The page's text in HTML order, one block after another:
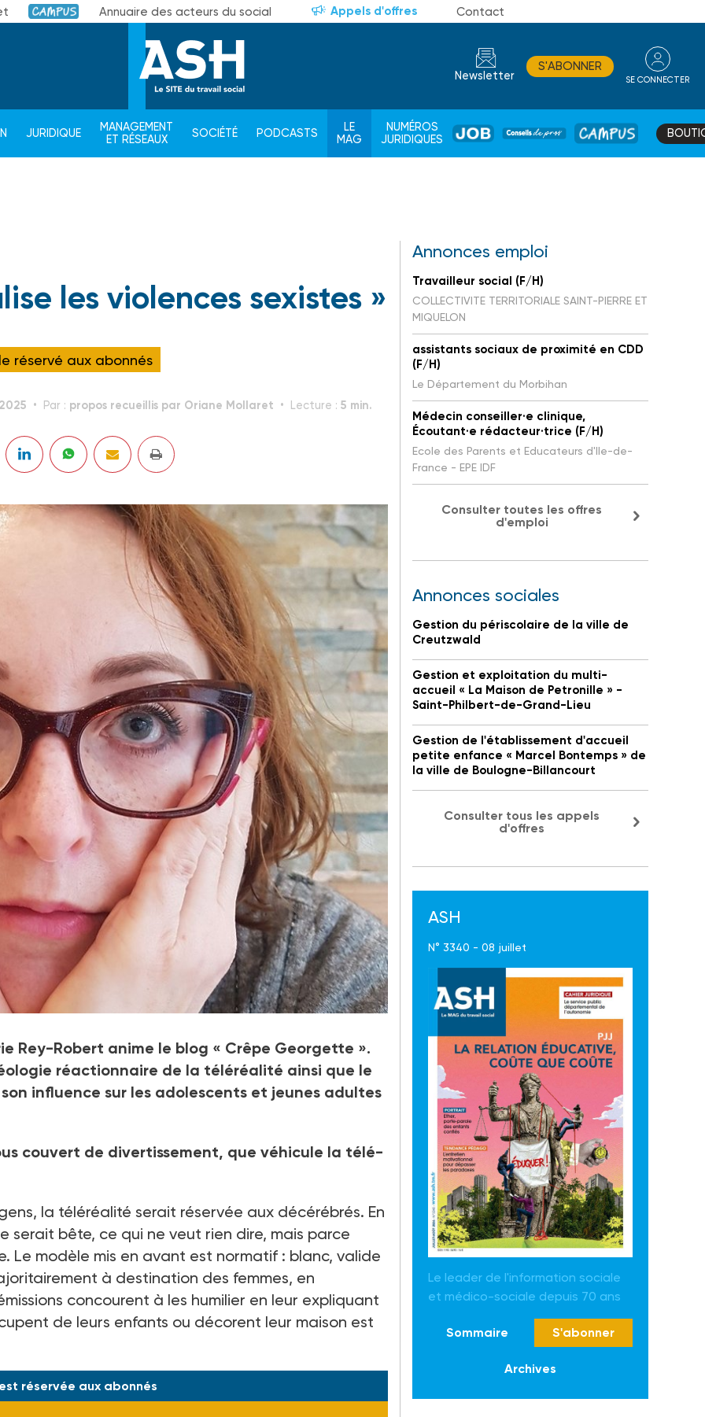
Campus Annuaire des acteurs du social Appels d'offres Contact
Newsletter
S'ABONNER
SE CONNECTER
JURIDIQUE
MANAGEMENT
ET RÉSEAUX
SOCIÉTÉ PODCASTS
LE
MAG
NUMÉROS
JURIDIQUES
JOB
DE
CAMPUS
les violences sexistes »
réservé aux abonnés
Par : propos recueillis par Oriane Mollaret Lecture : 5 min.
2019).
Rey-Robert anime le blog « Crêpe Georgette ».
réactionnaire de la téléréalité ainsi que le
influence sur les adolescents et jeunes adultes
couvert de divertissement, que véhicule la télé-
la téléréalité serait réservée aux décérébrés. En
serait bête, ce qui ne veut rien dire, mais parce
Le modèle mis en avant est normatif : blanc, valide
à destination des femmes, en
concourent à les humilier en leur expliquant
de leurs enfants ou décorent leur maison est
réservée aux abonnés
Annonces emploi
Travailleur social (F/H)
COLLECTIVITE TERRITORIALE SAINT-PIERRE ET
MIQUELON
assistants sociaux de proximité en CDD
(F/H)
Le Département du Morbihan
Médecin conseiller·e clinique,
Écoutant·e rédacteur·trice (F/H)
Ecole des Parents et Educateurs d'Ile-de-
France - EPE IDF
Consulter toutes les offres
d'emploi
Annonces sociales
Gestion du périscolaire de la ville de
Creutzwald
Gestion et exploitation du multi-
accueil « La Maison de Petronille » -
Saint-Philbert-de-Grand-Lieu
Gestion de l'établissement d'accueil
petite enfance « Marcel Bontemps » de
la ville de Boulogne-Billancourt
Consulter tous les appels
d'offres
ASH
N° 3340 - 08 juillet
Le leader de l'information sociale
et médico-sociale depuis 70 ans
Sommaire S'abonner
Archives